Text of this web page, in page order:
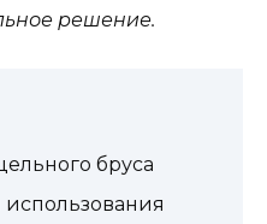
решение.
бруса